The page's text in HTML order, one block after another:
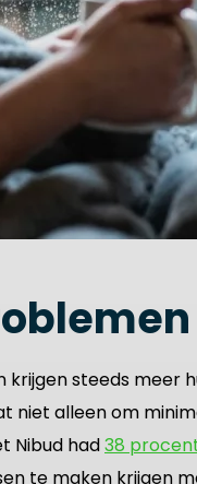
krijgen steeds meer
niet alleen om
Nibud had38
te maken krijgen